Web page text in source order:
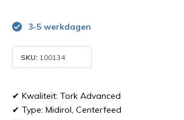
3-5 werkdagen
SKU: 100134
✔ Kwaliteit: Tork Advanced
✔ Type: Midirol, Centerfeed